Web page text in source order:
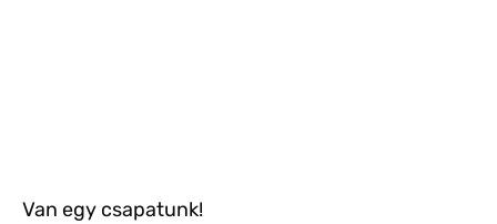
Van egy csapatunk!